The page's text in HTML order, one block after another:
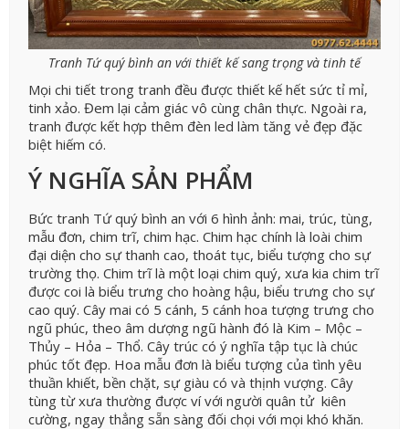
Tranh Tứ quý bình an với thiết kế sang trọng và tinh tế
Mọi chi tiết trong tranh đều được thiết kế hết sức tỉ mỉ,
tinh xảo. Đem lại cảm giác vô cùng chân thực. Ngoài ra,
tranh được kết hợp thêm đèn led làm tăng vẻ đẹp đặc
biệt hiếm có.
Ý NGHĨA SẢN PHẨM
Bức tranh Tứ quý bình an với 6 hình ảnh: mai, trúc, tùng,
mẫu đơn, chim trĩ, chim hạc. Chim hạc chính là loài chim
đại diện cho sự thanh cao, thoát tục, biểu tượng cho sự
trường thọ. Chim trĩ là một loại chim quý, xưa kia chim trĩ
được coi là biểu trưng cho hoàng hậu, biểu trưng cho sự
cao quý. Cây mai có 5 cánh, 5 cánh hoa tượng trưng cho
ngũ phúc, theo âm dượng ngũ hành đó là Kim – Mộc –
Thủy – Hỏa – Thổ. Cây trúc có ý nghĩa tập tục là chúc
phúc tốt đẹp. Hoa mẫu đơn là biểu tượng của tình yêu
thuần khiết, bền chặt, sự giàu có và thịnh vượng. Cây
tùng từ xưa thường được ví với người quân tử kiên
cường, ngay thẳng sẵn sàng đối chọi với mọi khó khăn.